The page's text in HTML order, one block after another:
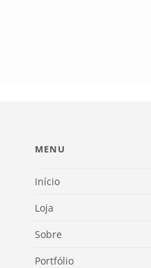
MENU
Início
Loja
Sobre
Portfólio